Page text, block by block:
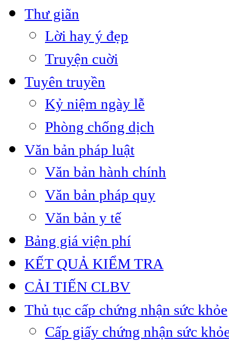
Thư giãn
Lời hay ý đẹp
Truyện cuời
Tuyên truyền
Kỷ niệm ngày lễ
Phòng chống dịch
Văn bản pháp luật
Văn bản hành chính
Văn bản pháp quy
Văn bản y tế
Bảng giá viện phí
KẾT QUẢ KIỂM TRA
CẢI TIẾN CLBV
Thủ tục cấp chứng nhận sức khỏe
Cấp giấy chứng nhận sức